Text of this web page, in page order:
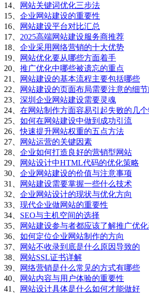
14、
网站关键词优化三步法
15、 企业网站建设的重要性
16、
网站建设平台对比汇总
17、 2025高端网站建设服务商推荐
18、 企业采用网络营销的十大优势
19、
网站优化要从哪些方面着手
20、 推广优化中哪些被遗忘的重点
21、
网站建设的基本流程主要包括哪些
22、
网站建设的页面布局需要注意的细
23、 深圳企业网站建设需要灵魂
24、 在网站制作方面容易引起失败的几
25、 如何在网站建设中做到成功引流
26、快速提升网站权重的五点方法
27、
网站运营的关键因素
28、 企业如何打造良好的营销型网站
29、
网站设计中HTML代码的优化策略
30、 企业网站建设的价值与注意事项
31、
网站建设需要掌握一些什么技术
32、 企业网站设计的现状与优化方向
33、 现代企业做网站的重要性
34、 SEO与主机空间的选择
35、
网站建设参与者都应该了解推广优
36、 如何定位企业网站制作的方向
37、
网站不收录到底是什么原因导致的
38、
网站SSL证书详解
39、
网络营销是什么常见的方式有哪些
40、
网站内容与用户体验的重要性
41、
网站设计具体是什么如何才能做好